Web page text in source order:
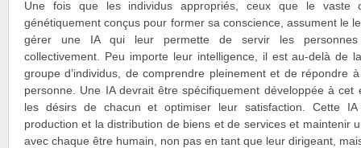
Une fois que les individus appropriés, ceux que le vaste
génétiquement conçus pour former sa conscience, assument le
gérer une IA qui leur permette de servir les personnes
collectivement. Peu importe leur intelligence, il est au-delà de
groupe d’individus, de comprendre pleinement et de répondre
personne. Une IA devrait être spécifiquement développée à
les désirs de chacun et optimiser leur satisfaction. Cette
production et la distribution de biens et de services et maintenir
avec chaque être humain, non pas en tant que leur dirigeant,